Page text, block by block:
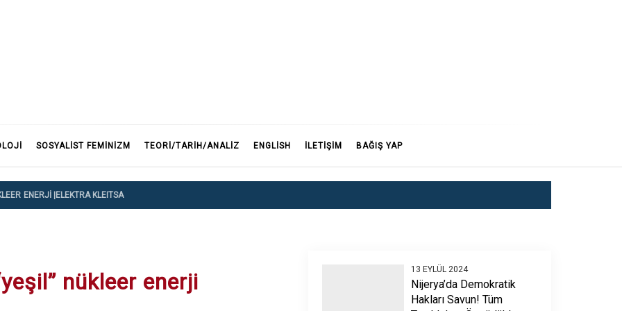
SOSYALIST FEMINIZM TEORI/TARIH/ANALIZ ENGLISH İLETİŞİM BAĞIŞ YAP
ENERJI |ELEKTRA KLEITSA
nükleer enerji
13 EYLÜL 2024
Nijerya’da Demokratik
Hakları Savun! Tüm